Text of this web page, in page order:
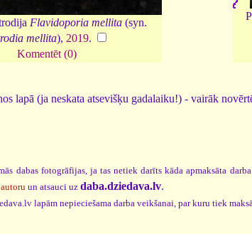
Flavidoporia mellita (syn.
mellita), 2019.
Komentēt (0)
lapā (ja neskata atsevišķu gadalaiku!) - vairāk
dabas fotogrāfijas, ja tas netiek darīts kāda apmaksāta
un atsauci uz daba.dziedava.lv.
lapām nepieciešama darba veikšanai, par kuru tiek